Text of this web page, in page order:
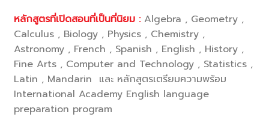
หลักสูตรที่เปิดสอนที่เป็นที่นิยม : Algebra , Geometry ,
Calculus , Biology , Physics , Chemistry ,
Astronomy , French , Spanish , English , History ,
Fine Arts , Computer and Technology , Statistics ,
Latin , Mandarin และ หลักสูตรเตรียมความพร้อม
International Academy English language
preparation program